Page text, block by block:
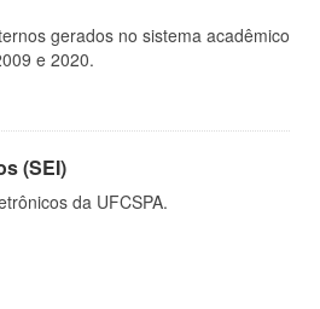
gerados no sistema acadêmico
e 2020.
(SEI)
da UFCSPA.